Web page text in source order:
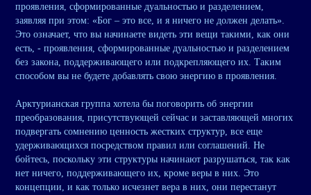
проявления, сформированные дуальностью и разделением,
заявляя при этом: «Бог – это все, и я ничего не должен делать».
Это означает, что вы начинаете видеть эти вещи такими, как они
есть, - проявления, сформированные дуальностью и разделением
без закона, поддерживающего или подкрепляющего их. Таким
способом вы не будете добавлять свою энергию в проявления.
Арктурианская группа хотела бы поговорить об энергии
преобразования, присутствующей сейчас и заставляющей многих
подвергать сомнению ценность жестких структур, все еще
удерживающихся посредством правил или соглашений. Не
бойтесь, поскольку эти структуры начинают разрушаться, так как
нет ничего, поддерживающего их, кроме веры в них. Это
концепции, и как только исчезнет вера в них, они перестанут